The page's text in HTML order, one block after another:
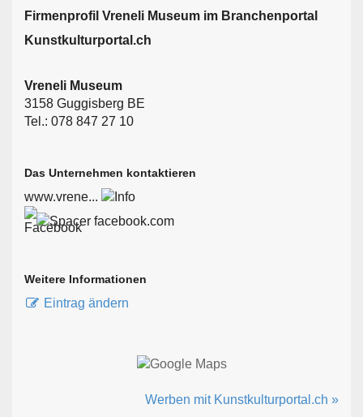
Firmen­profil Vreneli Museum im Branchen­portal
Kunstkulturportal.ch
Vreneli Museum
3158 Guggisberg BE
Tel.: 078 847 27 10
Das Unternehmen kontaktieren
www.vrene...
facebook.com
Weitere Informationen
Eintrag ändern
Werben mit Kunstkulturportal.ch »